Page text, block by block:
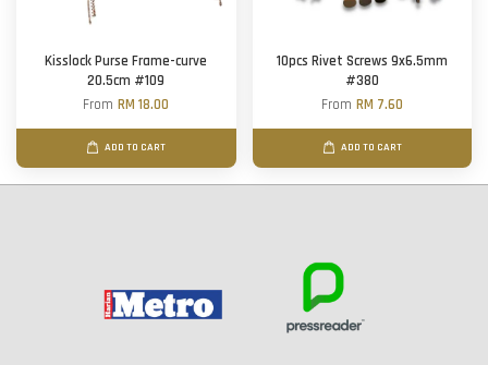
Kisslock Purse Frame-curve
20.5cm #109
FromRM 18.00
ADD TO CART
10pcs Rivet Screws 9x6.5mm
#380
From RM 7.60
ADD TO CART